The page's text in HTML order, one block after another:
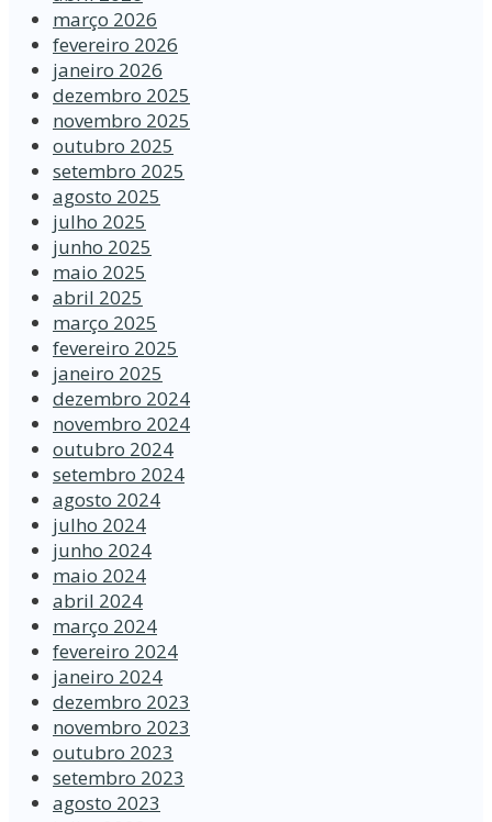
março 2026
fevereiro 2026
janeiro 2026
dezembro 2025
novembro 2025
outubro 2025
setembro 2025
agosto 2025
julho 2025
junho 2025
maio 2025
abril 2025
março 2025
fevereiro 2025
janeiro 2025
dezembro 2024
novembro 2024
outubro 2024
setembro 2024
agosto 2024
julho 2024
junho 2024
maio 2024
abril 2024
março 2024
fevereiro 2024
janeiro 2024
dezembro 2023
novembro 2023
outubro 2023
setembro 2023
agosto 2023